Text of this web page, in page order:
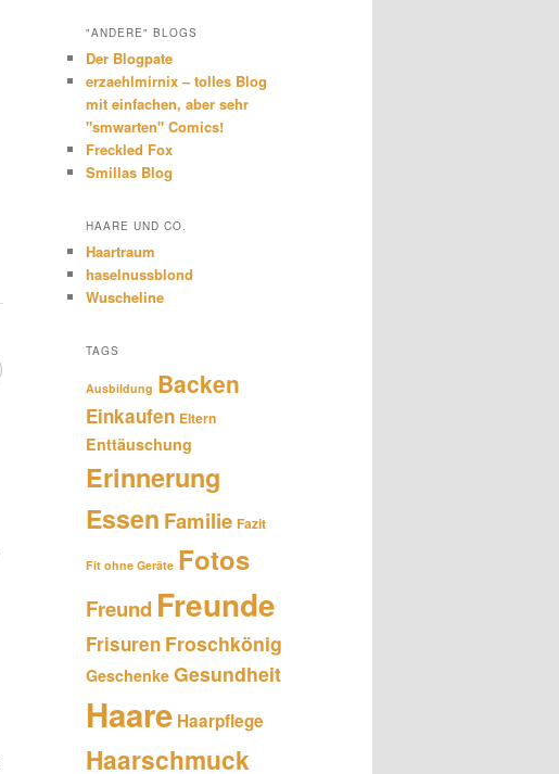
"ANDERE" BLOGS
Der Blogpate
erzaehlmirnix – tolles Blog
mit einfachen, aber sehr
"smwarten" Comics!
Freckled Fox
Smillas Blog
HAARE UND CO.
Haartraum
haselnussblond
Wuscheline
TAGS
Ausbildung Backen
Einkaufen Eltern
Enttäuschung
Erinnerung
Essen Familie Fazit
Fit ohne Geräte Fotos
Freund Freunde
Frisuren Froschkönig
Geschenke Gesundheit
Haare Haarpflege
Haarschmuck